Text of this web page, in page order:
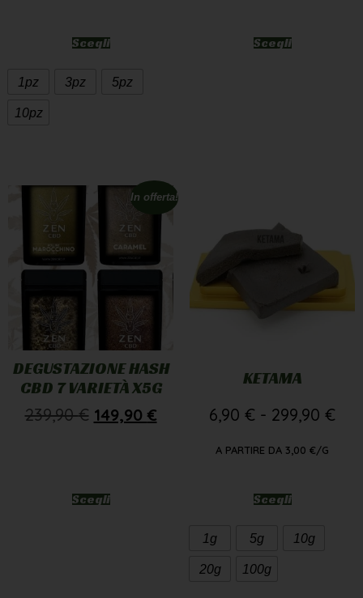
Scegli
1pz 3pz 5pz
10pz
Scegli
In offerta!
DEGUSTAZIONE HASH
CBD 7 VARIETÀ X5G
239,90€ 149,90 €
Scegli
KETAMA
6,90 € - 299,90 €
A PARTIRE DA 3,00 €/G
Scegli
1g 5g 10g
20g 100g